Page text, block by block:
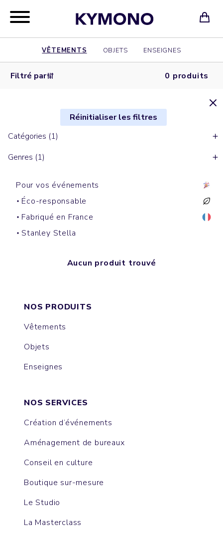
VÊTEMENTS OBJETS ENSEIGNES
Filtré par 0 produits
Réinitialiser les filtres
Catégories (1)
Genres (1)
Pour vos événements
Éco-responsable
Fabriqué en France
Stanley Stella
Aucun produit trouvé
NOS PRODUITS
Vêtements
Objets
Enseignes
NOS SERVICES
Création d’événements
Aménagement de bureaux
Conseil en culture
Boutique sur-mesure
Le Studio
La Masterclass